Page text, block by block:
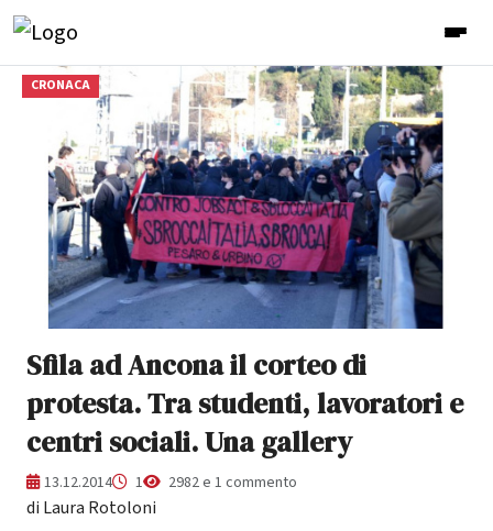
CRONACA
Sfila ad Ancona il corteo di
protesta. Tra studenti, lavoratori e
centri sociali. Una gallery
13.12.2014 1 2982 e 1 commento
di Laura Rotoloni